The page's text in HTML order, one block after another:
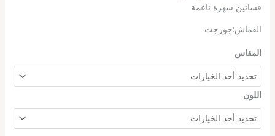
فساتين سهرة ناعمة
القماش:جورجت
المقاس
اللون